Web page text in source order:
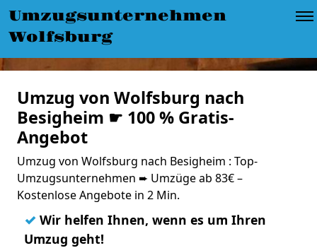
Umzugsunternehmen
Wolfsburg
Umzug von Wolfsburg nach
Besigheim ☛ 100 % Gratis-
Angebot
Umzug von Wolfsburg nach Besigheim : Top-
Umzugsunternehmen ➨ Umzüge ab 83€ –
Kostenlose Angebote in 2 Min.
✓ Wir helfen Ihnen, wenn es um Ihren
Umzug geht!